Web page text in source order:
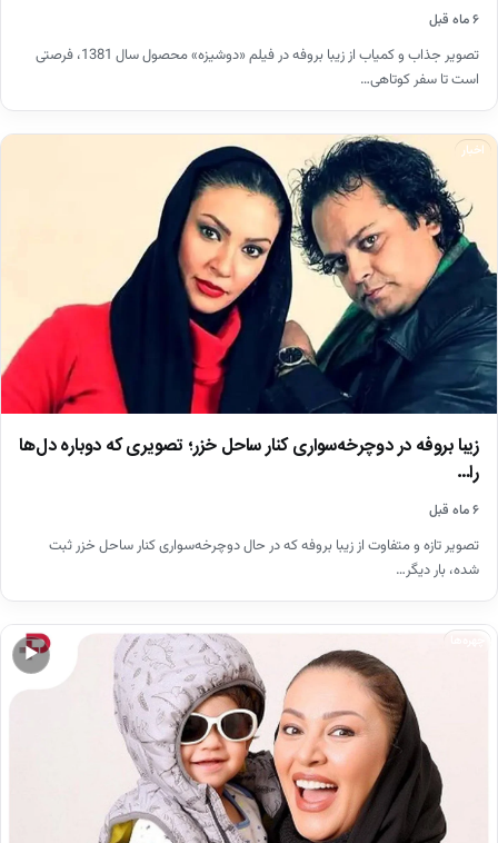
۶ ماه قبل
تصویر جذاب و کمیاب از زیبا بروفه در فیلم «دوشیزه» محصول سال 1381، فرصتی
است تا سفر کوتاهی…
اخبار
زیبا بروفه در دوچرخه‌سواری کنار ساحل خزر؛ تصویری که دوباره دل‌ها
را…
۶ ماه قبل
تصویر تازه و متفاوت از زیبا بروفه که در حال دوچرخه‌سواری کنار ساحل خزر ثبت
شده، بار دیگر…
▶